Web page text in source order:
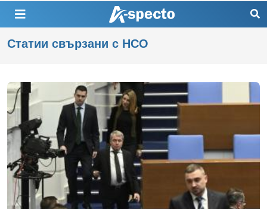
Статии свързани с НСО